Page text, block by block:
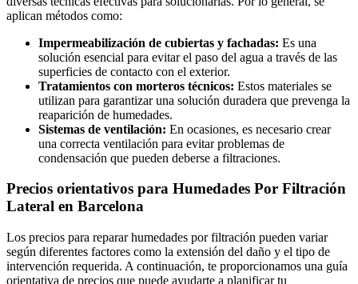
aplican métodos como:
Impermeabilización de cubiertas y fachadas: Es una
solución esencial para evitar el paso del agua a través de las
superficies de contacto con el exterior.
Tratamientos con morteros técnicos: Estos materiales se
utilizan para garantizar una solución duradera que prevenga la
reaparición de humedades.
Sistemas de ventilación: En ocasiones, es necesario crear
una correcta ventilación para evitar problemas de
condensación que pueden deberse a filtraciones.
Precios orientativos para Humedades Por Filtración
Lateral en Barcelona
Los precios para reparar humedades por filtración pueden variar
según diferentes factores como la extensión del daño y el tipo de
intervención requerida. A continuación, te proporcionamos una guía
orientativa de precios que puede ayudarte a planificar tu